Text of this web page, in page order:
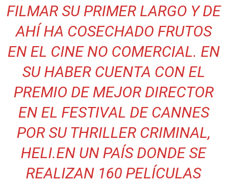
FILMAR SU PRIMER LARGO Y DE
AHÍ HA COSECHADO FRUTOS
EN EL CINE NO COMERCIAL. EN
SU HABER CUENTA CON EL
PREMIO DE MEJOR DIRECTOR
EN EL FESTIVAL DE CANNES
POR SU THRILLER CRIMINAL,
HELI.EN UN PAÍS DONDE SE
REALIZAN 160 PELÍCULAS